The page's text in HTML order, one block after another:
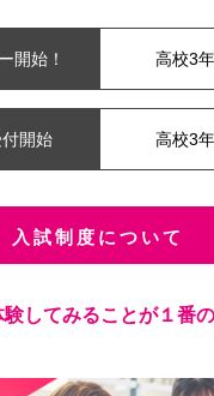
開始！ 高校3
開始 高校3
入試制度について
験してみることが１番